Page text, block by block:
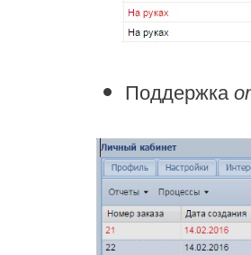
Поддержка